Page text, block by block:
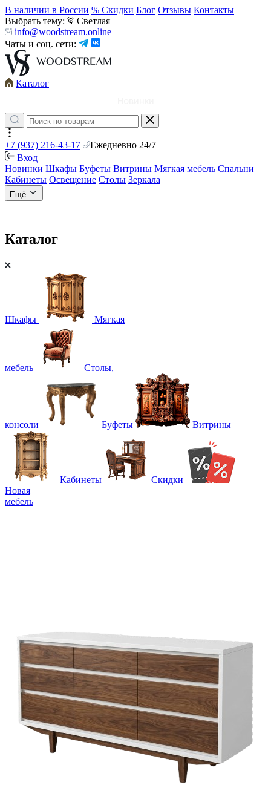
В наличии в России % Скидки Блог Отзывы Контакты
Выбрать тему:
Светлая
info@woodstream.online
Чаты и соц. сети:
Каталог
+7 (937) 216-43-17
Ежедневно 24/7
Вход
Новинки Шкафы Буфеты Витрины Мягкая мебель Спальни
Кабинеты Освещение Столы Зеркала
Ещё
Каталог
Шкафы Мягкая
мебель Столы,
консоли Буфеты Витрины
Кабинеты
Скидки
Новая
мебель